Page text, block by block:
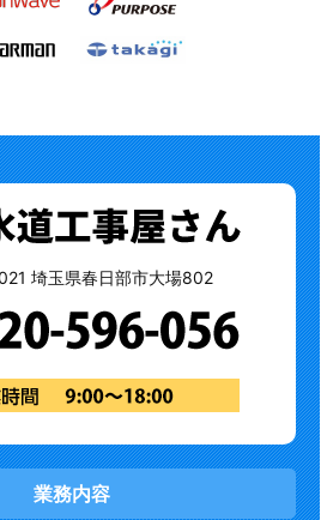
埼玉県春日部市大場802
業務内容